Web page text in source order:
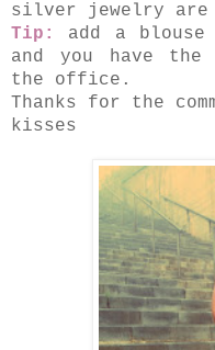
silver jewelry
Tip:
add a
and you have
the office.
Thanks for the
kisses